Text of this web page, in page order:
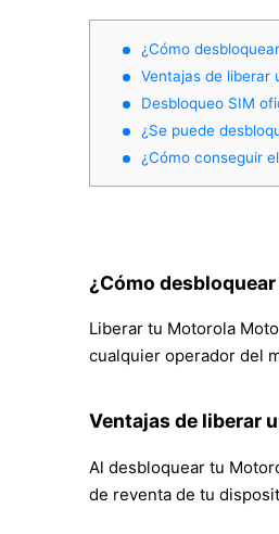
¿Cómo
Ventajas de liberar
Desbloqueo SIM
¿Se puede
¿Cómo conseguir
¿Cómo
Liberar tu Motorola
cualquier operador del
Ventajas de liberar
Al desbloquear tu
de reventa de tu